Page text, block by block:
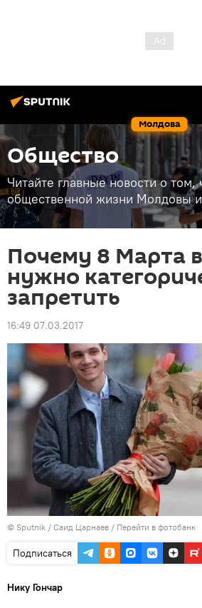
Молдова
Общество
Читайте главные новости о том,
общественной жизни Молдовы
Почему 8 Марта
нужно
запретить
16:49 07.03.2017
© Sputnik / Саид Царнаев / Перейти в фотобанк
Подписаться
Нику Гончар